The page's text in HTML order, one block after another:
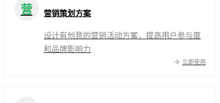
营 营销策划方案
设计有创意的营销活动方案，提高用户参与度
和品牌影响力
立即使用